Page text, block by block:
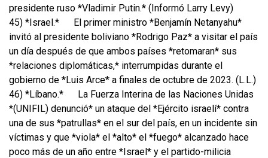
presidente ruso *Vladimir Putin.* (Informó Larry Levy)
45) *Israel.*
El primer ministro *Benjamín Netanyahu*
invitó al presidente boliviano *Rodrigo Paz* a visitar el país
un día después de que ambos países *retomaran* sus
*relaciones diplomáticas,* interrumpidas durante el
gobierno de *Luis Arce* a finales de octubre de 2023. (L.L.)
46) *Líbano.*
La Fuerza Interina de las Naciones Unidas
*(UNIFIL) denunció* un ataque del *Ejército israelí* contra
una de sus *patrullas* en el sur del país, en un incidente sin
víctimas y que *viola* el *alto* el *fuego* alcanzado hace
poco más de un año entre *Israel* y el partido-milicia